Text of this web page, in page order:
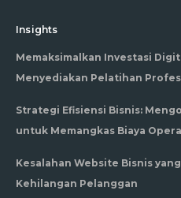
Insights
Memaksimalkan Investasi
Menyediakan Pelatihan
Strategi Efisiensi Bisnis:
untuk Memangkas Biaya
Kesalahan Website Bisnis
Kehilangan Pelanggan